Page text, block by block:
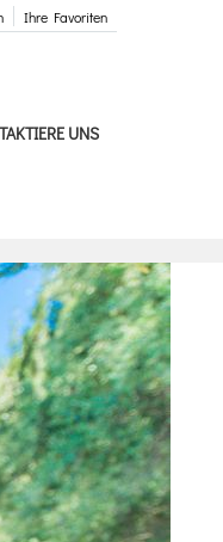
Ihre Favoriten
UNS